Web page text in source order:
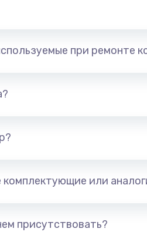
при ремонте
или
присутствовать?